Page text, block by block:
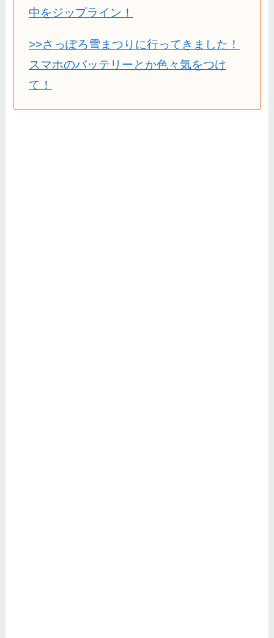
中をジップライン！
>>さっぽろ雪まつりに行ってきました！
スマホのバッテリーとか色々気をつけ
て！